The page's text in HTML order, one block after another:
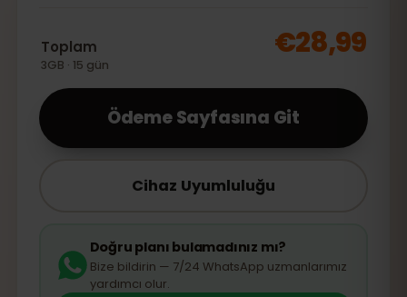
Toplam
3GB · 15 gün
€28,99
Ödeme Sayfasına Git
Cihaz Uyumluluğu
Doğru planı bulamadınız mı?
Bize bildirin — 7/24 WhatsApp uzmanlarımız
yardımcı olur.